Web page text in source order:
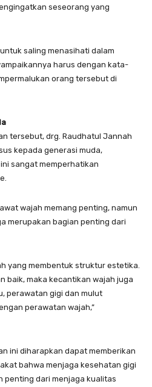
seseorang yang
saling menasihati dalam
harus dengan kata-
orang tersebut di
tersebut, drg. Raudhatul Jannah
kepada generasi muda,
sangat memperhatikan
wajah memang penting, namun
merupakan bagian penting dari
yang membentuk struktur estetika.
baik, maka kecantikan wajah juga
perawatan gigi dan mulut
perawatan wajah,”
ini diharapkan dapat memberikan
bahwa menjaga kesehatan gigi
penting dari menjaga kualitas